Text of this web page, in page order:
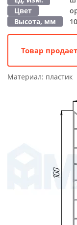
Цвет
Высота, мм
Товар
Материал: пластик